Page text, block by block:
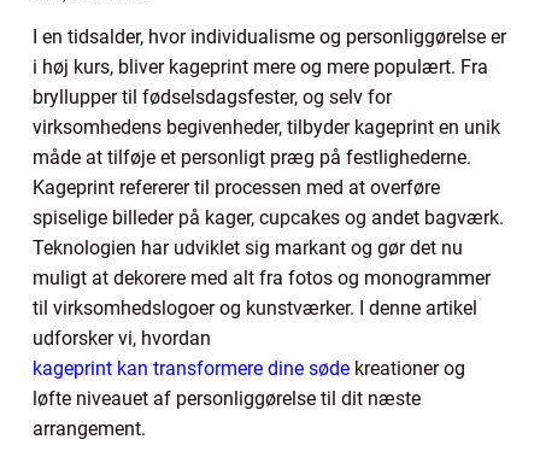
I en tidsalder, hvor individualisme og personliggørelse er
i høj kurs, bliver kageprint mere og mere populært. Fra
bryllupper til fødselsdagsfester, og selv for
virksomhedens begivenheder, tilbyder kageprint en unik
måde at tilføje et personligt præg på festlighederne.
Kageprint refererer til processen med at overføre
spiselige billeder på kager, cupcakes og andet bagværk.
Teknologien har udviklet sig markant og gør det nu
muligt at dekorere med alt fra fotos og monogrammer
til virksomhedslogoer og kunstværker. I denne artikel
udforsker vi, hvordan
kageprint kan transformere dine søde kreationer og
løfte niveauet af personliggørelse til dit næste
arrangement.